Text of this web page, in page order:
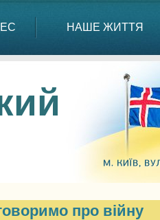
НАШЕ ЖИТТЯ
про війну